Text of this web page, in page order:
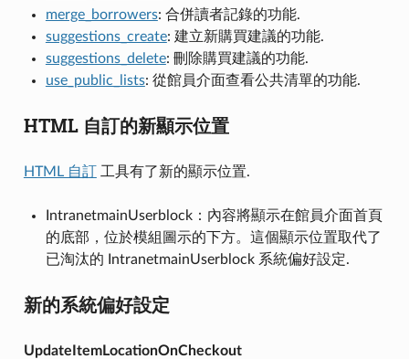
merge_borrowers: 合併讀者記錄的功能.
suggestions_create: 建立新購買建議的功能.
suggestions_delete: 刪除購買建議的功能.
use_public_lists: 從館員介面查看公共清單的功能.
HTML 自訂的新顯示位置
HTML 自訂 工具有了新的顯示位置.
IntranetmainUserblock：內容將顯示在館員介面首頁
的底部，位於模組圖示的下方。這個顯示位置取代了
已淘汰的 IntranetmainUserblock 系統偏好設定.
新的系統偏好設定
UpdateItemLocationOnCheckout